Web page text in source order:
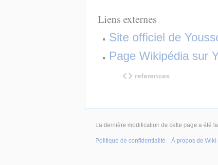
Liens externes
Site officiel de
Page Wikipédia sur
references
La dernière modification de cette page a été
Politique de confidentialité À propos de